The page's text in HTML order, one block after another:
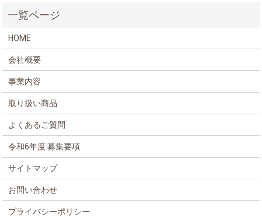
HOME
会社概要
事業内容
取り扱い商品
よくあるご質問
令和6年度 募集要項
サイトマップ
お問い合わせ
プライバシーポリシー